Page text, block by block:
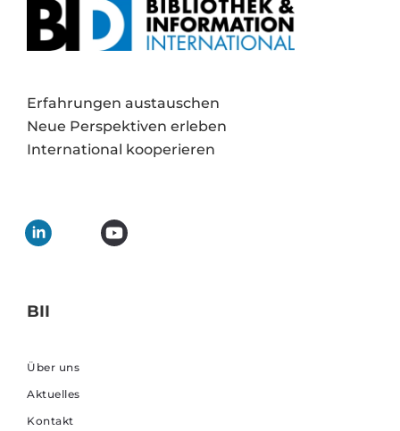
Erfahrungen austauschen
Neue Perspektiven erleben
International kooperieren
BII
Über uns
Aktuelles
Kontakt